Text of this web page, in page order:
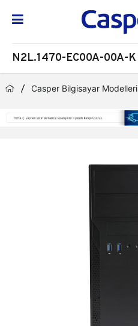
N2L.1470-EC00A-00A-K
Casper Bilgisayar Modelleri